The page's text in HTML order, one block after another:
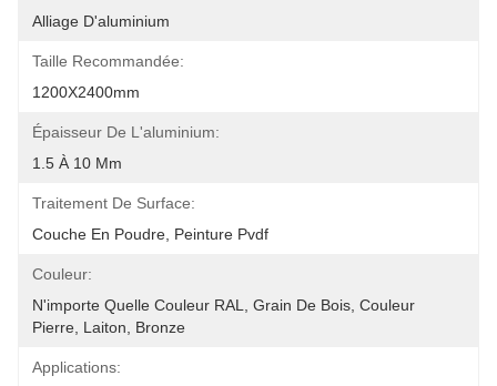
Alliage D'aluminium
Taille Recommandée:
1200X2400mm
Épaisseur De L'aluminium:
1.5 À 10 Mm
Traitement De Surface:
Couche En Poudre, Peinture Pvdf
Couleur:
N'importe Quelle Couleur RAL, Grain De Bois, Couleur
Pierre, Laiton, Bronze
Applications: